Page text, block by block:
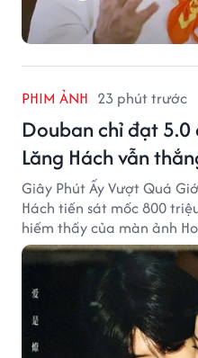
PHIM ẢNH 23 phút trước
Douban chỉ đạt
Lăng Hách vẫn
Giây Phút Ấy Vượt Quá
Hách tiến sát mốc 800
hiếm thấy của màn ảnh